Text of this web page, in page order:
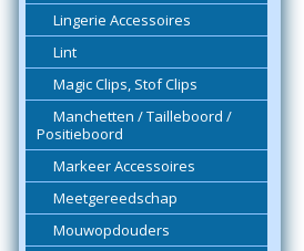
Lingerie Accessoires
Lint
Magic Clips, Stof Clips
Manchetten / Tailleboord /
Positieboord
Markeer Accessoires
Meetgereedschap
Mouwopdouders